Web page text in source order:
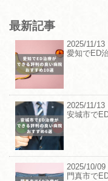
最新記事
2025/11/13
愛知でED
2025/11/13
安城市で
2025/10/09
門真市で